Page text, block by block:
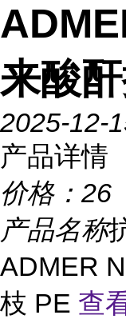
来酸
2025-12-
产品详情
价格： 26
产品名称
ADMER
枝 PE 查